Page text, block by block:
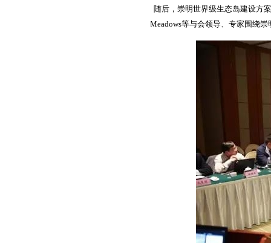
随后，崇明世界级生态岛建设方
Meadows等与会领导、专家围绕